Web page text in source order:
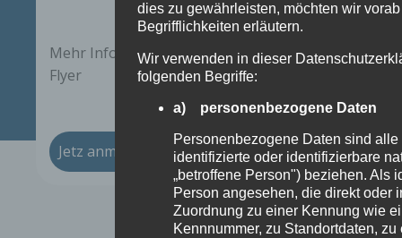
Mehr Informationen gibt es in unserem
Flyer
Jetz anmelden
dies zu gewährleisten, möchten wir
Begrifflichkeiten erläutern.
Wir verwenden in dieser
folgenden Begriffe:
a) personenbezogene Daten
Personenbezogene Daten sind
identifizierte oder identifizierbare
„betroffene Person") beziehen. Als
Person angesehen, die direkt oder
Zuordnung zu einer Kennung wie
Kennnummer, zu Standortdaten,